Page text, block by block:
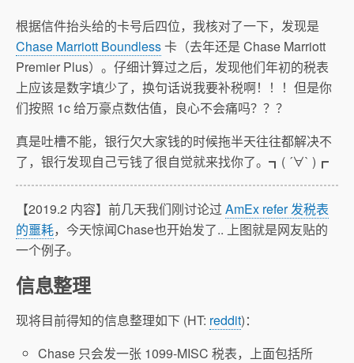
根据信件抬头给的卡号后四位，我核对了一下，发现是
Chase Marriott Boundless卡（去年还是 Chase Marriott
Premier Plus）。仔细计算过之后，发现他们年初的税表
上应该是数字填少了，换句话说我要补税啊！！！但是你
们按照 1c 给万豪点数估值，良心不会痛吗？？？
真是吐槽不能，银行欠大家钱的时候拖半天往往都解决不
了，银行发现自己亏钱了很自觉就来找你了。┓( ´∀` )┏
【2019.2 内容】前几天我们刚讨论过 AmEx refer 发税表
的噩耗，今天惊闻Chase也开始发了.. 上图就是网友贴的
一个例子。
信息整理
现将目前得知的信息整理如下 (HT: reddit)：
Chase 只会发一张 1099-MISC 税表，上面包括所